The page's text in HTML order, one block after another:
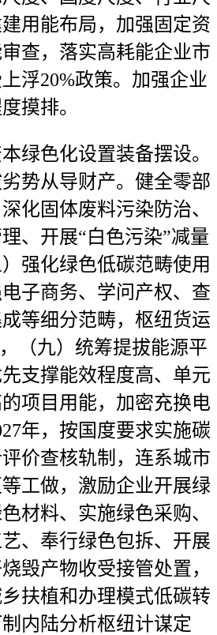
用能布局，加强固定资
查，落实高耗能企业市
浮20%政策。加强企业
摸排。
色化设置装备摆设。
劣势从导财产。健全零部
化固体废料污染防治、
、开展“白色污染”减量
强化绿色低碳范畴使用
子商务、学问产权、查
等细分范畴，枢纽货运
（九）统筹提拔能源平
支撑能效程度高、单元
项目用能，加密充换电
年，按国度要求实施碳
价查核轨制，连系城市
工做，激励企业开展绿
材料、实施绿色采购、
、奉行绿色包拆、开展
毁产物收受接管处置，
乡扶植和办理模式低碳转
内陆分析枢纽计谋定